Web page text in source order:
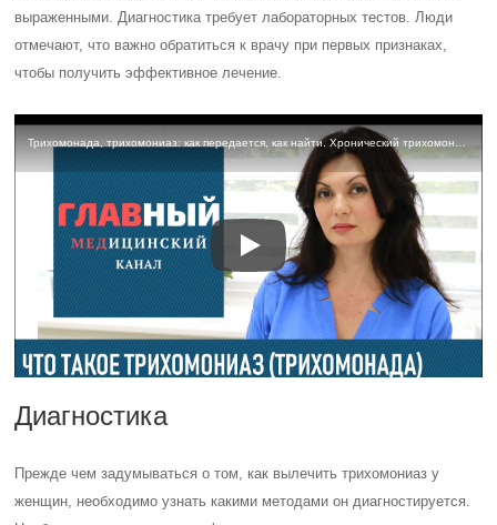
выраженными. Диагностика требует лабораторных тестов. Люди
отмечают, что важно обратиться к врачу при первых признаках,
чтобы получить эффективное лечение.
Диагностика
Прежде чем задумываться о том, как вылечить трихомониаз у
женщин, необходимо узнать какими методами он диагностируется.